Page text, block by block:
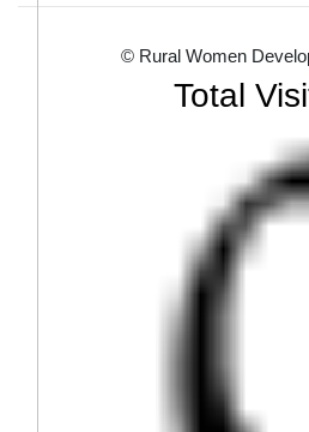
© Rural Women
Total